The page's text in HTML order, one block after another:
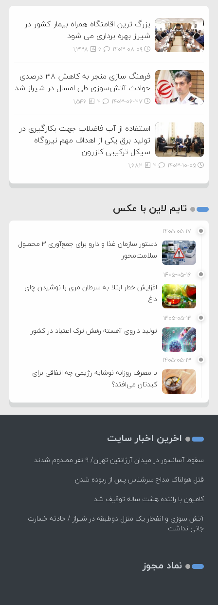
بزرگ ترین اقامتگاه همراه بیمار کشور در
شیراز بهره برداری می شود
۱۴۰۳-۰۸-۰۹ 1,338
فرهنگ سازی منجر به کاهش ۳۸ درصدی
حوادث آتش‌سوزی طی امسال در شیراز شد
۱۴۰۳-۰۶-۲۷ 1,546
استفاده از آب فاضلاب جهت بکارگیری در
تولید برق یکی از اهداف مهم نیروگاه
سیکل ترکیبی کازرون
۱۴۰۳-۱۰-۰۵ 1,682
تایم لاین با عکس
۱۴۰۵-۰۵-۱۷
دستور سازمان غذا و دارو برای جمع‌آوری ۳ محصول
سلامت‌محور
۱۴۰۵-۰۵-۱۶
افزایش خطر ابتلا به سرطان مری با نوشیدن چای
داغ
۱۴۰۵-۰۵-۱۴
تولید داروی آهسته رهش ترک اعتیاد در کشور
۱۴۰۵-۰۵-۱۳
با مصرف روزانه نوشابه رژیمی چه اتفاقی برای
کبدتان می‌افتد؟
اخرین اخبار سایت
سقوط آسانسور در میدان آرژانتین تهران/ ۹ نفر مصدوم شدند
قتل هولناک مداح سرشناس پس از ربوده شدن
کامیون با راننده هشت ساله توقیف شد
آتش سوزی و انفجار یک منزل دوطبقه در شیراز / حادثه خسارت
جانی نداشت
نماد مجوز